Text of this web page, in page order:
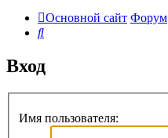
Основной сайт Форум
Поиск
Вход
Имя пользователя: